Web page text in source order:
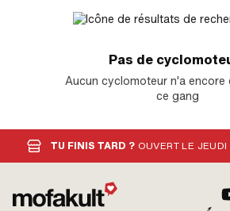
Pas de
Aucun cyclomoteur n'a encore
ce gang
TU FINIS TARD ? OUVERT LE